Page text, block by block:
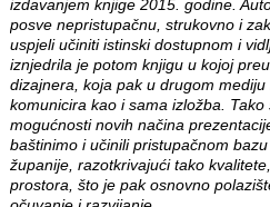
izdavanjem knjige 2015. godine.
posve nepristupačnu, strukovno i
uspjeli učiniti istinski dostupnom i
iznjedrila je potom knjigu u kojoj
dizajnera, koja pak u drugom mediju
komunicira kao i sama izložba.
mogućnosti novih načina
baštinimo i učinili pristupačnom
županije, razotkrivajući tako
prostora, što je pak osnovno